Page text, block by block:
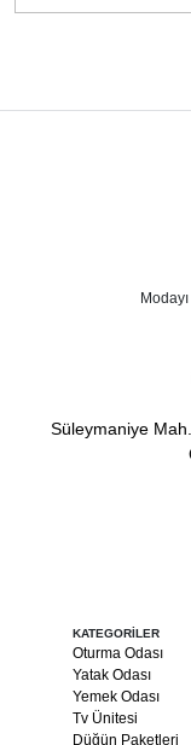
Süleymaniye
KATEGORİLER
Oturma Odası
Yatak Odası
Yemek Odası
Tv Ünitesi
Düğün Paketleri